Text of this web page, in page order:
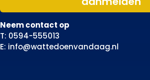
Neem contact op
T: 0594-555013
E: info@wattedoenvandaag.nl